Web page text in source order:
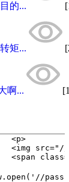
的...
矩...
啊...